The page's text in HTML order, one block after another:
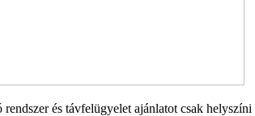
és távfelügyelet ajánlatot csak